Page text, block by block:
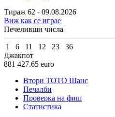
Тираж 62 - 09.08.2026
Виж как се играе
Печеливши числа
1 6 11 12 23
36
Джакпот
881 427.65 euro
Втори ТОТО Шанс
Печалби
Проверка на фиш
Статистика